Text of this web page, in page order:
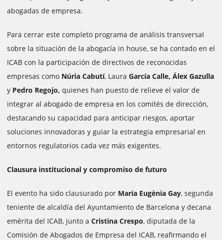
abogadas de empresa.
Para cerrar este completo programa de análisis transversal
sobre la situación de la abogacía in house, se ha contado en el
ICAB con la participación de directivos de reconocidas
empresas como Núria Cabutí, Laura García Calle, Álex Gazulla
y Pedro Regojo, quienes han puesto de relieve el valor de
integrar al abogado de empresa en los comités de dirección,
destacando su capacidad para anticipar riesgos, aportar
soluciones innovadoras y guiar la estrategia empresarial en
entornos regulatorios cada vez más exigentes.
Clausura institucional y compromiso de futuro
El evento ha sido clausurado por Maria Eugènia Gay, segunda
teniente de alcaldía del Ayuntamiento de Barcelona y decana
emérita del ICAB, junto a Cristina Crespo, diputada de la
Comisión de Abogados de Empresa del ICAB, reafirmando el